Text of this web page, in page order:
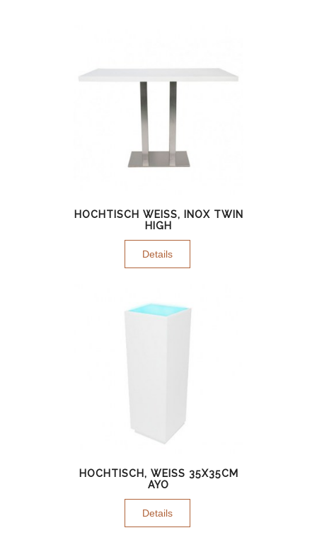
HOCHTISCH WEISS, INOX TWIN H
IGH
Details
HOCHTISCH, WEISS 35X35CM A
YO
Details